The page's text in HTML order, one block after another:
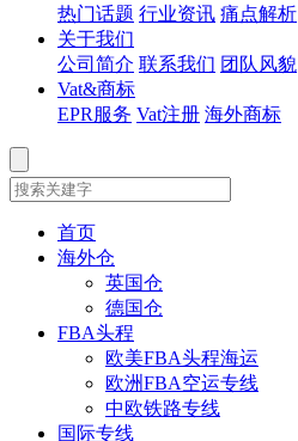
热门话题 行业资讯 痛点解析
关于我们
公司简介 联系我们 团队风貌
Vat&商标
EPR服务 Vat注册 海外商标
首页
海外仓
英国仓
德国仓
FBA头程
欧美FBA头程海运
欧洲FBA空运专线
中欧铁路专线
国际专线